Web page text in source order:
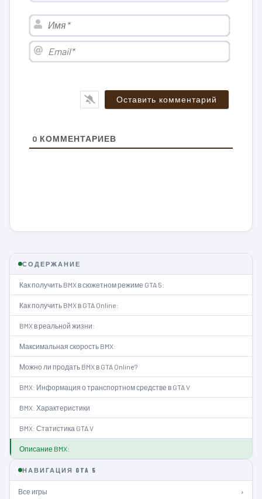
Имя*
Email*
0 КОММЕНТАРИЕВ
СОДЕРЖАНИЕ
Как получить BMX в сюжетном режиме GTA 5:
Как получить BMX в GTA Online:
BMX в реальной жизни:
Максимальная скорость BMX:
Можно ли продать BMX в GTA Online?
BMX: Информация о транспортном средстве в GTA V
BMX: Характеристики
BMX: Статистика GTA V
Описание BMX:
НАВИГАЦИЯ GTA 5
Все игры ›